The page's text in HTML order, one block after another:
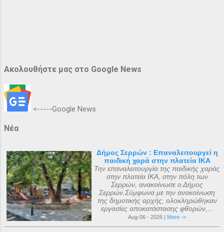
Ακολουθήστε μας στο Google News
<-----Google News
Νέα
Δήμος Σερρών : Επαναλειτουργεί η
παιδική χαρά στην πλατεία ΙΚΑ
Την επαναλειτουργία της παιδικής χαράς
στην πλατεία ΙΚΑ, στην πόλη των
Σερρών, ανακοίνωσε ο Δήμος
Σερρών.Σύμφωνα με την ανακοίνωση
της δημοτικής αρχής, ολοκληρώθηκαν
εργασίες αποκατάστασης φθορών,...
Aug-06 - 2026 | More ->